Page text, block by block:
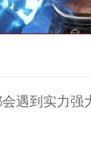
遇到实力强